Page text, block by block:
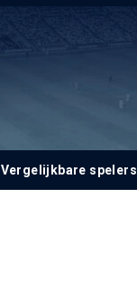
Vergelijkbare spelers